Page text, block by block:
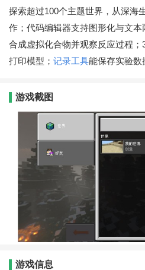
探索超过100个主题世界，从深海
作；代码编辑器支持图形化与文
合成虚拟化合物并观察反应过程
打印模型； 记录工具能保存实验数
游戏截图
游戏信息